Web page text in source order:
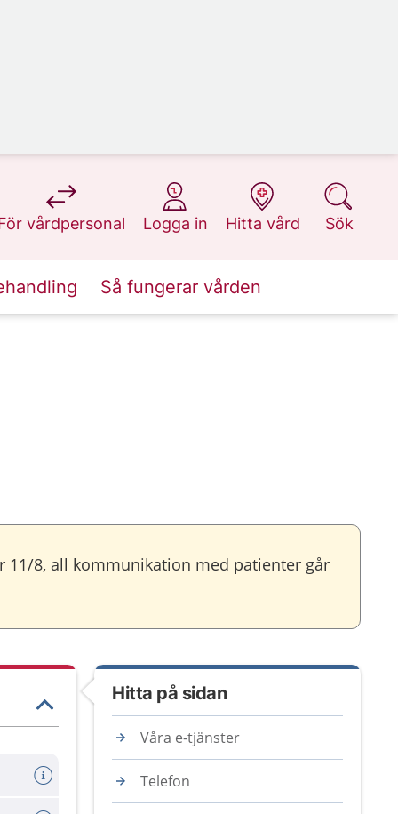
vårdpersonal
på 1177.se
Logga in
på 1177.se
Hitta vård
på 1177.se
Sök
på 1177.se
Så fungerar vården
11/8, all kommunikation med patienter går
Hitta på sidan
Våra e-tjänster
Telefon